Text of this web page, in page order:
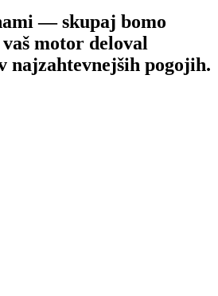
— skupaj bomo
motor deloval
najzahtevnejših pogojih.